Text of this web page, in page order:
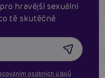
hravější sexuální
tě skutěčně
osobních údajů